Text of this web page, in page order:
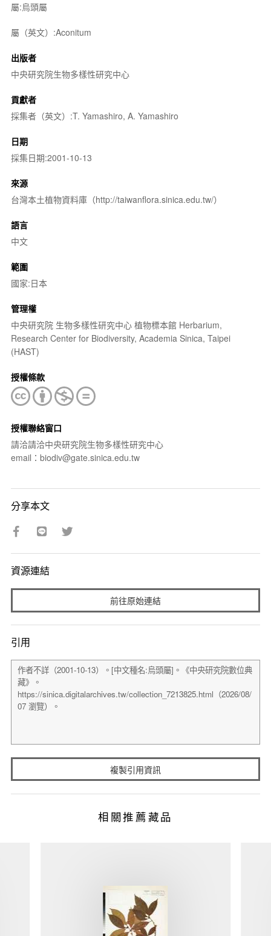
屬:烏頭屬
屬（英文）:Aconitum
出版者
中央研究院生物多樣性研究中心
貢獻者
採集者（英文）:T. Yamashiro, A. Yamashiro
日期
採集日期:2001-10-13
來源
台灣本土植物資料庫（http://taiwanflora.sinica.edu.tw/）
語言
中文
範圍
國家:日本
管理權
中央研究院 生物多樣性研究中心 植物標本館 Herbarium,
Research Center for Biodiversity, Academia Sinica, Taipei
(HAST)
授權條款
授權聯絡窗口
請洽請洽中央研究院生物多樣性研究中心
email：biodiv@gate.sinica.edu.tw
分享本文
資源連結
前往原始連結
引用
複製引用資訊
相關推薦藏品